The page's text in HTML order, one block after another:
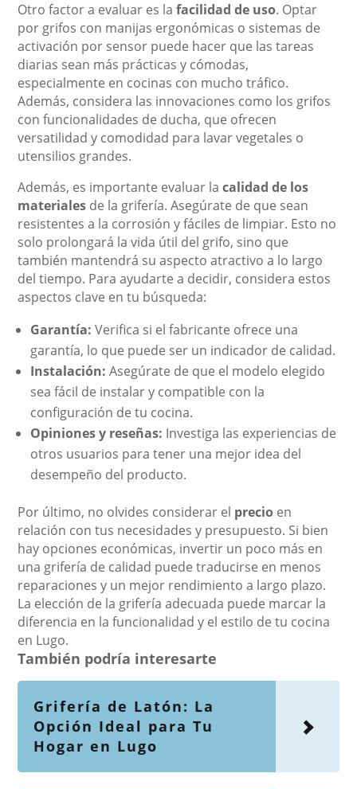
Otro factor a evaluar es lafacilidad de uso. Optar
por grifos con manijas ergonómicas o sistemas de
activación por sensor puede hacer que las tareas
diarias sean más prácticas y cómodas,
especialmente en cocinas con mucho tráfico.
Además, considera las innovaciones como los grifos
con funcionalidades de ducha, que ofrecen
versatilidad y comodidad para lavar vegetales o
utensilios grandes.
Además, es importante evaluar lacalidad de los
materiales de la grifería. Asegúrate de que sean
resistentes a la corrosión y fáciles de limpiar. Esto no
solo prolongará la vida útil del grifo, sino que
también mantendrá su aspecto atractivo a lo largo
del tiempo. Para ayudarte a decidir, considera estos
aspectos clave en tu búsqueda:
Garantía: Verifica si el fabricante ofrece una
garantía, lo que puede ser un indicador de calidad.
Instalación: Asegúrate de que el modelo elegido
sea fácil de instalar y compatible con la
configuración de tu cocina.
Opiniones y reseñas: Investiga las experiencias de
otros usuarios para tener una mejor idea del
desempeño del producto.
Por último, no olvides considerar el precio en
relación con tus necesidades y presupuesto. Si bien
hay opciones económicas, invertir un poco más en
una grifería de calidad puede traducirse en menos
reparaciones y un mejor rendimiento a largo plazo.
La elección de la grifería adecuada puede marcar la
diferencia en la funcionalidad y el estilo de tu cocina
en Lugo.
También podría interesarte
Grifería de Latón: La
Opción Ideal para Tu
Hogar en Lugo